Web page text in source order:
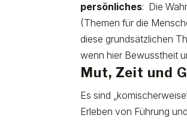
persönliches: Die
(Themen für die
diese grundsätzlichen
wenn hier Bewusstheit
Mut, Zeit und
Es sind
Erleben von Führung